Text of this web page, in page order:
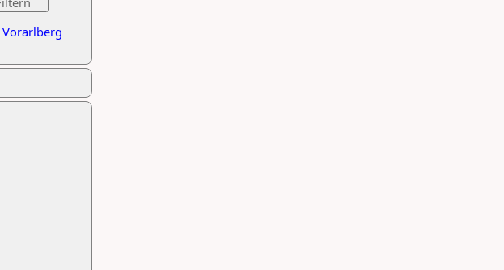
Vorarlberg